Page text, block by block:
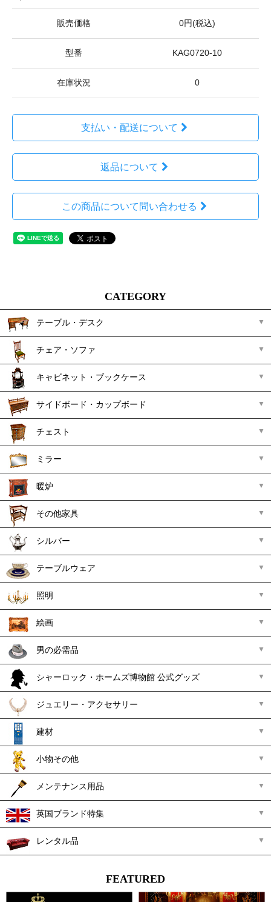
販売価格 0円(税込)
型番 KAG0720-10
在庫状況 0
支払い・配送について
返品について
この商品について問い合わせる
CATEGORY
テーブル・デスク
チェア・ソファ
キャビネット・ブックケース
サイドボード・カップボード
チェスト
ミラー
暖炉
その他家具
シルバー
テーブルウェア
照明
絵画
男の必需品
シャーロック・ホームズ博物館 公式グッズ
ジュエリー・アクセサリー
建材
小物その他
メンテナンス用品
英国ブランド特集
レンタル品
FEATURED